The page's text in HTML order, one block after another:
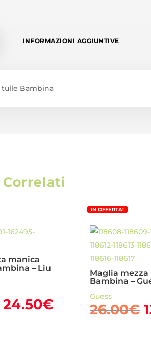
INFORMAZIONI AGGIUNTIVE
tulle Bambina
Correlati
manica
– Liu
Il
24.50€Il
prezzo
IN OFFERTA!
Maglia mezza
Bambina –
Guess
26.00€